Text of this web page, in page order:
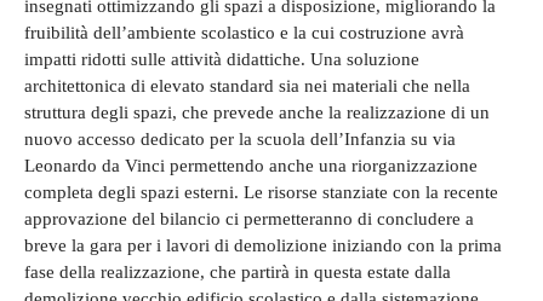
insegnati ottimizzando gli spazi a disposizione, migliorando la
fruibilità dell’ambiente scolastico e la cui costruzione avrà
impatti ridotti sulle attività didattiche. Una soluzione
architettonica di elevato standard sia nei materiali che nella
struttura degli spazi, che prevede anche la realizzazione di un
nuovo accesso dedicato per la scuola dell’Infanzia su via
Leonardo da Vinci permettendo anche una riorganizzazione
completa degli spazi esterni. Le risorse stanziate con la recente
approvazione del bilancio ci permetteranno di concludere a
breve la gara per i lavori di demolizione iniziando con la prima
fase della realizzazione, che partirà in questa estate dalla